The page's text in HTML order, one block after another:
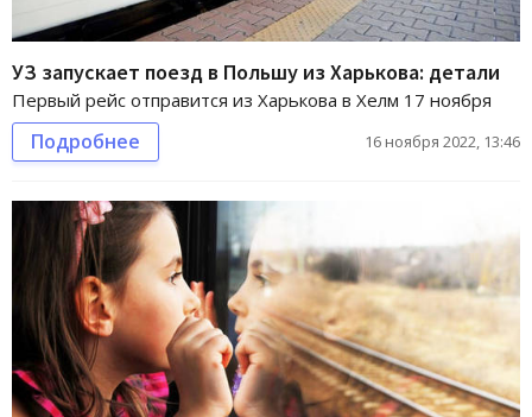
УЗ запускает поезд в Польшу из Харькова: детали
Первый рейс отправится из Харькова в Хелм 17 ноября
Подробнее 16 ноября 2022, 13:46